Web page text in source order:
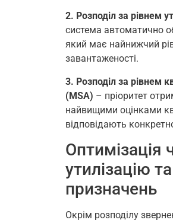
2. Розподіл за рівнем
система автоматично
який має найнижчий
завантаженості.
3. Розподіл за рівнем
(MSA) – пріоритет
найвищими оцінками
відповідають
Оптимізація
утилізацію
призначень
Окрім розподілу